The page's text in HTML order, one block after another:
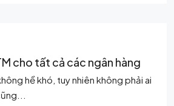
cho tất cả các ngân hàng
hề khó, tuy nhiên không phải ai